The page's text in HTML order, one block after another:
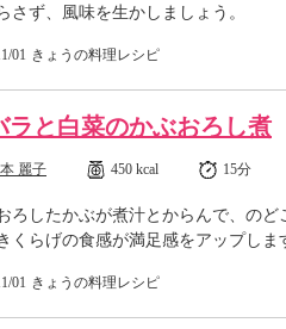
さず、風味を生かしましょう。
01 きょうの料理レシピ
ラと白菜のかぶおろし煮
麗子 450 kcal 15分
ろしたかぶが煮汁とからんで、の
くらげの食感が満足感をアップしま
01 きょうの料理レシピ